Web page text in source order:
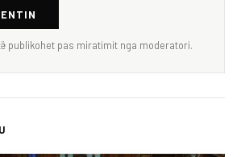
publikohet pas miratimit nga moderatori.